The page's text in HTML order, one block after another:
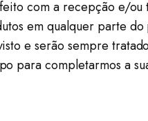
com a recepção e/
em qualquer parte
e serão sempre
para completarmos a